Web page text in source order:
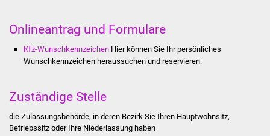
Ortsentwicklung
Presse
Onlineantrag und Formulare
Kfz-Wunschkennzeichen Hier können Sie Ihr persönliches
Wunschkennzeichen heraussuchen und reservieren.
Zuständige Stelle
die Zulassungsbehörde, in deren Bezirk Sie Ihren Hauptwohnsitz,
Betriebssitz oder Ihre Niederlassung haben